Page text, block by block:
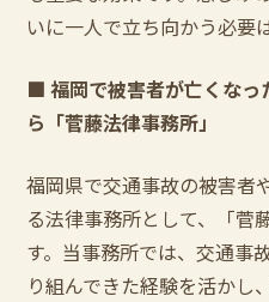
いに一人で立ち向かう必要
■福岡で被害者が亡くな
ら「菅藤法律事務所」
福岡県で交通事故の被害者
る法律事務所として、「菅
す。当事務所では、交通事
り組んできた経験を活かし